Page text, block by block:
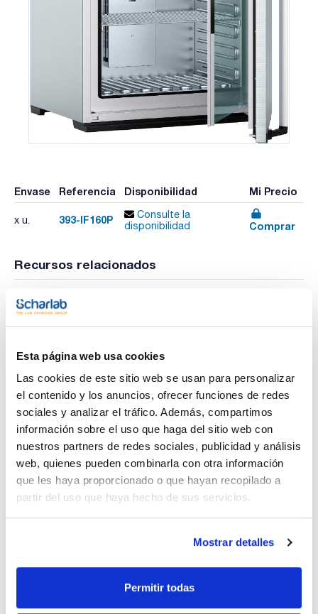
Esta página web usa cookies
Las cookies de este sitio web se usan para personalizar
el contenido y los anuncios, ofrecer funciones de redes
sociales y analizar el tráfico. Además, compartimos
información sobre el uso que haga del sitio web con
nuestros partners de redes sociales, publicidad y análisis
web, quienes pueden combinarla con otra información
que les haya proporcionado o que hayan recopilado a
partir del uso que haya hecho de sus servicios.
Mostrar detalles
Permitir todas
Envase Referencia Disponibilidad Mi Precio
x u. 393-IF160P
Consulte la
disponibilidad
Comprar
Recursos relacionados
Imprimir ficha de
producto
Características
Modelo : IF160plus
Convección : Forzada
Volumen (l) : 161
Dimensiones externas An x Al x Pr (mm) : 745x1104x584
Equipamiento : 2 rejillas de acero inoxidable, electropulidas
hasta 80
El incubador I de Memmert se adapta a la perfección a todas